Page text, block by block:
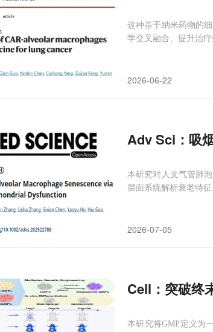
这种基于纳米药物的
学交叉融合、提升治疗
2026-06-22
Adv Sci：吸
本研究对人支气管肺
层面系统解析衰老特
2026-07-05
Cell：突破终
本研究将GMP定义为